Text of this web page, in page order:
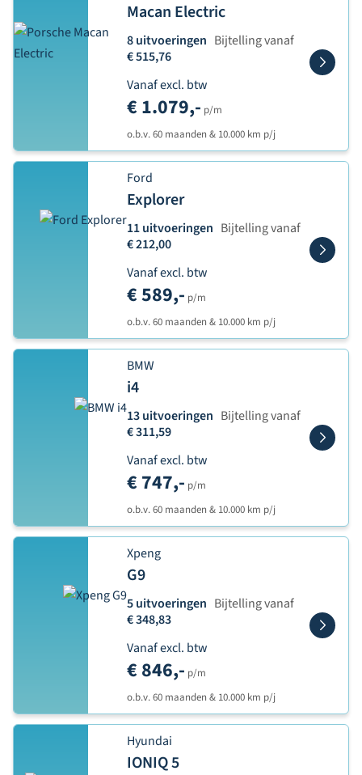
Macan Electric
8 uitvoeringen Bijtelling vanaf
€ 515,76
Vanaf excl. btw
€ 1.079,- p/m
o.b.v. 60 maanden & 10.000 km p/j
Ford
Explorer
11 uitvoeringen Bijtelling vanaf
€ 212,00
Vanaf excl. btw
€ 589,- p/m
o.b.v. 60 maanden & 10.000 km p/j
BMW
i4
13 uitvoeringen Bijtelling vanaf
€ 311,59
Vanaf excl. btw
€ 747,- p/m
o.b.v. 60 maanden & 10.000 km p/j
Xpeng
G9
5 uitvoeringen Bijtelling vanaf
€ 348,83
Vanaf excl. btw
€ 846,- p/m
o.b.v. 60 maanden & 10.000 km p/j
Hyundai
IONIQ 5